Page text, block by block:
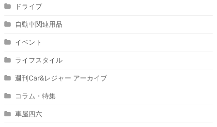
ドライブ
自動車関連用品
イベント
ライフスタイル
週刊Car&レジャー アーカイブ
コラム・特集
車屋四六